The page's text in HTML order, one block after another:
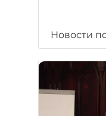
Новости